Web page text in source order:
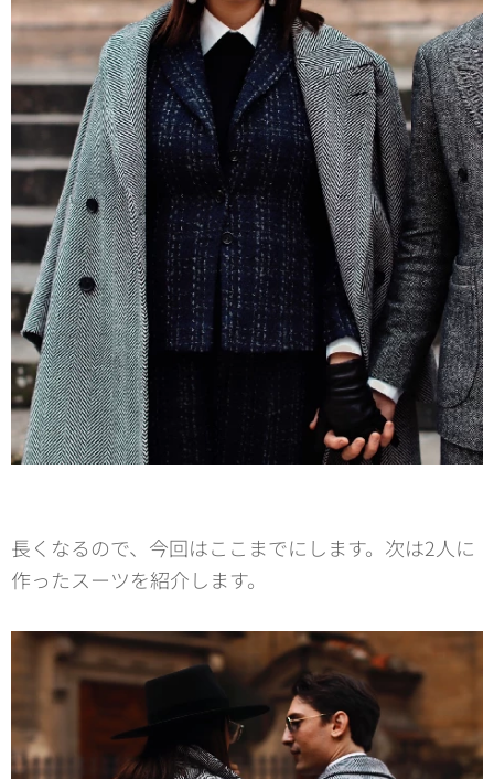
長くなるので、今回はここまでにします。次は2人に
作ったスーツを紹介します。